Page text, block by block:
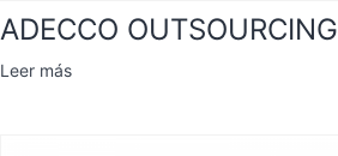
ADECCO OUTSOURCING
Leer más